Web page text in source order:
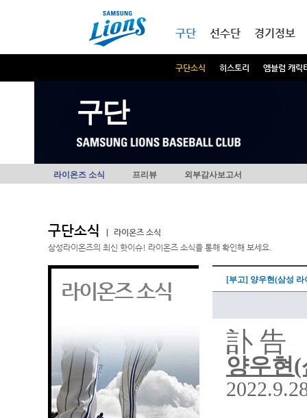
구단
구단소식 히스토리 엠블럼 캐릭
선수단 경기정보
구단
라이온즈 소식 프리뷰 외부감사보고서
구단소식
라이온즈 소식
삼성라이온즈의 최신 핫이슈! 라이온즈 소식을 통해 확인해 보세요.
라이온즈 소식 [부고] 양우현(삼성
訃 告
양우현